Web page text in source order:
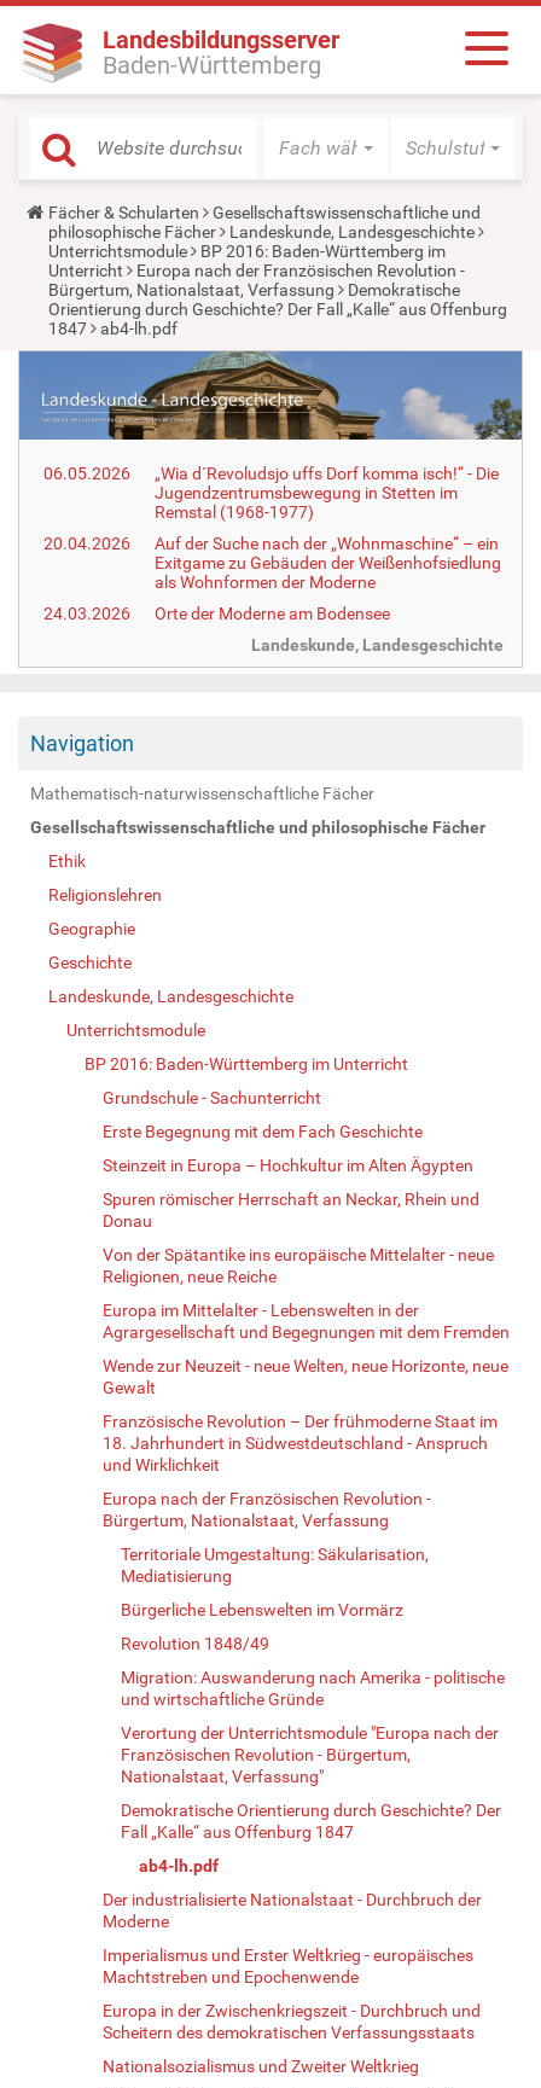
Landesbildungsserver
Baden-Württemberg
Fach wählen Schulstufe
Y
o
u
a
r
e
h
e
:
Fächer & Schularten
Gesellschaftswissenschaftliche und
philosophische Fächer
Landeskunde, Landesgeschichte
Unterrichtsmodule
BP 2016: Baden-Württemberg im
Unterricht
Europa nach der Französischen Revolution -
Bürgertum, Nationalstaat, Verfassung
Demokratische
Orientierung durch Geschichte? Der Fall „Kalle“ aus Offenburg
1847
ab4-lh.pdf
06.05.2026
„Wia d´Revoludsjo uffs Dorf komma isch!“ - Die
Jugendzentrumsbewegung in Stetten im
Remstal (1968-1977)
20.04.2026
Auf der Suche nach der „Wohnmaschine“ – ein
Exitgame zu Gebäuden der Weißenhofsiedlung
als Wohnformen der Moderne
24.03.2026
Orte der Moderne am Bodensee
Landeskunde, Landesgeschichte
Navigation
Mathematisch-naturwissenschaftliche Fächer
Gesellschaftswissenschaftliche und philosophische Fächer
Ethik
Religionslehren
Geographie
Geschichte
Landeskunde, Landesgeschichte
Unterrichtsmodule
BP 2016: Baden-Württemberg im Unterricht
Grundschule - Sachunterricht
Erste Begegnung mit dem Fach Geschichte
Steinzeit in Europa – Hochkultur im Alten Ägypten
Spuren römischer Herrschaft an Neckar, Rhein und
Donau
Von der Spätantike ins europäische Mittelalter - neue
Religionen, neue Reiche
Europa im Mittelalter - Lebenswelten in der
Agrargesellschaft und Begegnungen mit dem Fremden
Wende zur Neuzeit - neue Welten, neue Horizonte, neue
Gewalt
Französische Revolution – Der frühmoderne Staat im
18. Jahrhundert in Südwestdeutschland - Anspruch
und Wirklichkeit
Europa nach der Französischen Revolution -
Bürgertum, Nationalstaat, Verfassung
Territoriale Umgestaltung: Säkularisation,
Mediatisierung
Bürgerliche Lebenswelten im Vormärz
Revolution 1848/49
Migration: Auswanderung nach Amerika - politische
und wirtschaftliche Gründe
Verortung der Unterrichtsmodule "Europa nach der
Französischen Revolution - Bürgertum,
Nationalstaat, Verfassung"
Demokratische Orientierung durch Geschichte? Der
Fall „Kalle“ aus Offenburg 1847
ab4-lh.pdf
Der industrialisierte Nationalstaat - Durchbruch der
Moderne
Imperialismus und Erster Weltkrieg - europäisches
Machtstreben und Epochenwende
Europa in der Zwischenkriegszeit - Durchbruch und
Scheitern des demokratischen Verfassungsstaats
Nationalsozialismus und Zweiter Weltkrieg